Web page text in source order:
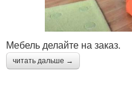
Мебель делайте на заказ.
читать дальше →